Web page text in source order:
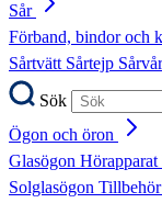
Sår
Förband, bindor och
Sårtvätt Sårtejp
Sök
Ögon och öron
Glasögon Hörapparat
Solglasögon